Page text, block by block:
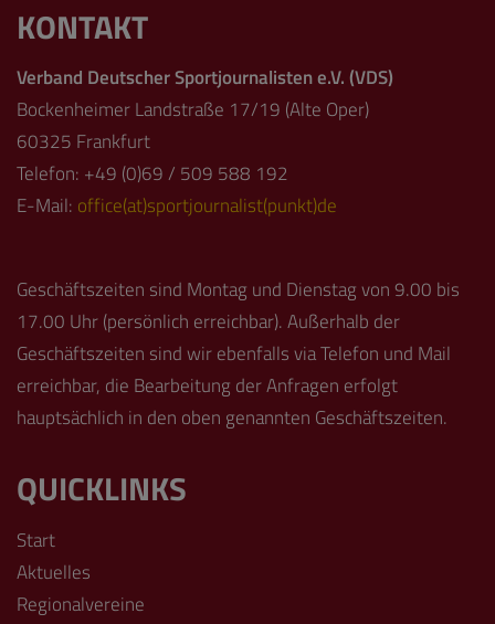
KONTAKT
Verband Deutscher Sportjournalisten e.V. (VDS)
Bockenheimer Landstraße 17/19 (Alte Oper)
60325 Frankfurt
Telefon: +49 (0)69 / 509 588 192
E-Mail: office(at)sportjournalist(punkt)de
Geschäftszeiten sind Montag und Dienstag von 9.00 bis
17.00 Uhr (persönlich erreichbar). Außerhalb der
Geschäftszeiten sind wir ebenfalls via Telefon und Mail
erreichbar, die Bearbeitung der Anfragen erfolgt
hauptsächlich in den oben genannten Geschäftszeiten.
QUICKLINKS
Start
Aktuelles
Regionalvereine